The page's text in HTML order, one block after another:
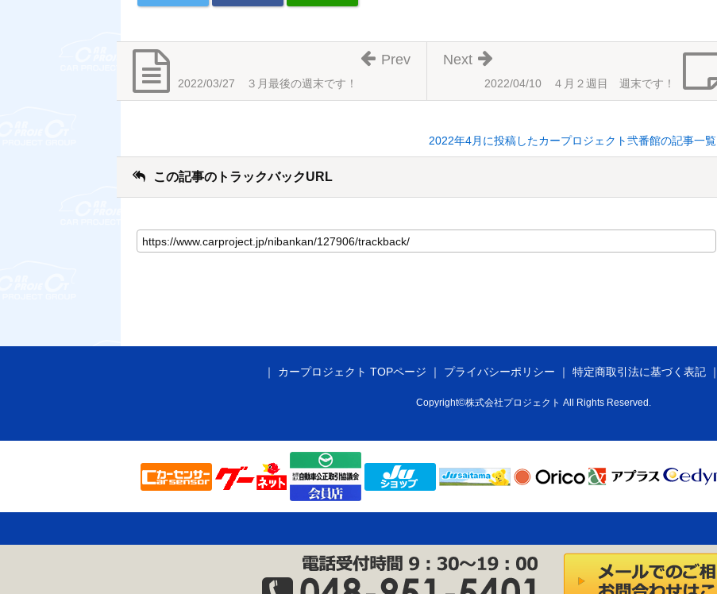
2022/04/10 ４月２週目 週末です！
Next
2022/03/27 ３月最後の週末です！
Prev
2022年4月に投稿したカープロジェクト弐番館の記事一覧
この記事のトラックバックURL
カープロジェクト TOPページ プライバシーポリシー 特定商取引法に基づく表記
Copyright©株式会社プロジェクト All Rights Reserved.